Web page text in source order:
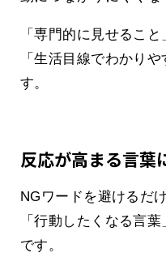
「専門的に見せること
「生活目線でわかり
す。
反応が高まる言葉
NGワードを避けるだ
「行動したくなる言
です。